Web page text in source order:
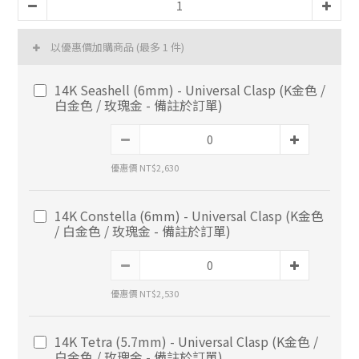
以優惠價加購商品 (最多 1 件)
14K Seashell (6mm) - Universal Clasp (K金色 /
白金色 / 玫瑰金 - 備註於訂單)
優惠價 NT$2,630
14K Constella (6mm) - Universal Clasp (K金色
/ 白金色 / 玫瑰金 - 備註於訂單)
優惠價 NT$2,530
14K Tetra (5.7mm) - Universal Clasp (K金色 /